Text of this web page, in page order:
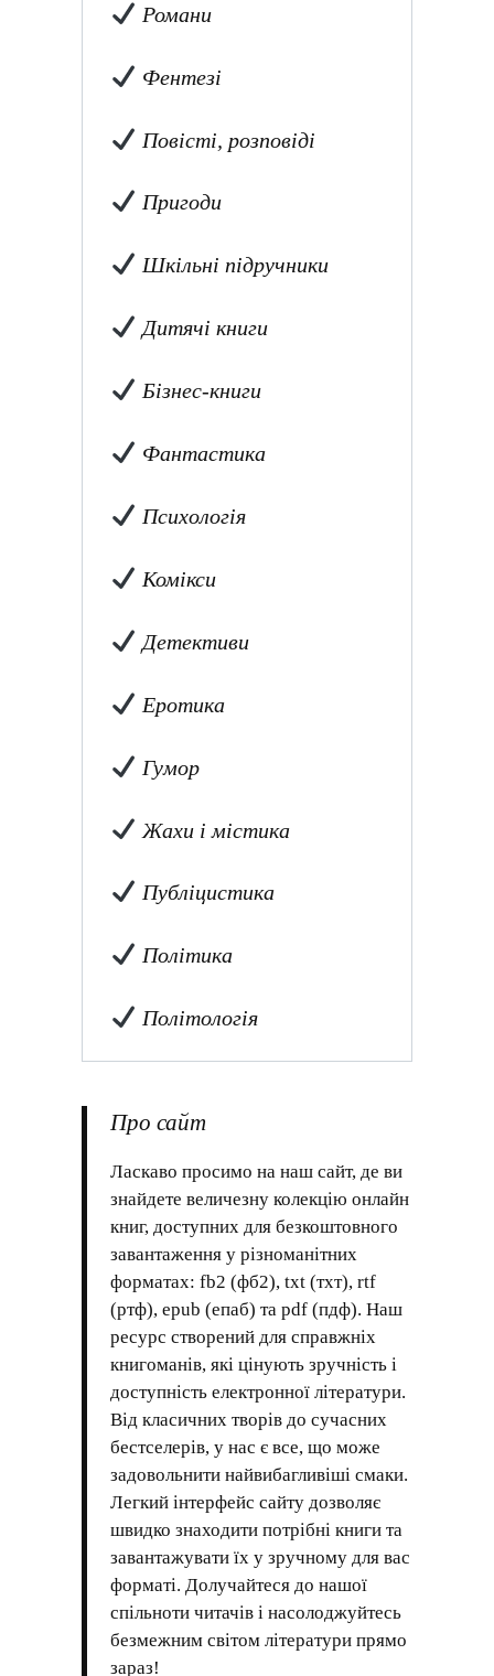
Романи
Фентезі
Повісті, розповіді
Пригоди
Шкільні підручники
Дитячі книги
Бізнес-книги
Фантастика
Психологія
Комікси
Детективи
Еротика
Гумор
Жахи і містика
Публіцистика
Політика
Політологія
Про сайт
Ласкаво просимо на наш сайт, де ви
знайдете величезну колекцію онлайн
книг, доступних для безкоштовного
завантаження у різноманітних
форматах: fb2 (фб2), txt (тхт), rtf
(ртф), epub (епаб) та pdf (пдф). Наш
ресурс створений для справжніх
книгоманів, які цінують зручність і
доступність електронної літератури.
Від класичних творів до сучасних
бестселерів, у нас є все, що може
задовольнити найвибагливіші смаки.
Легкий інтерфейс сайту дозволяє
швидко знаходити потрібні книги та
завантажувати їх у зручному для вас
форматі. Долучайтеся до нашої
спільноти читачів і насолоджуйтесь
безмежним світом літератури прямо
зараз!